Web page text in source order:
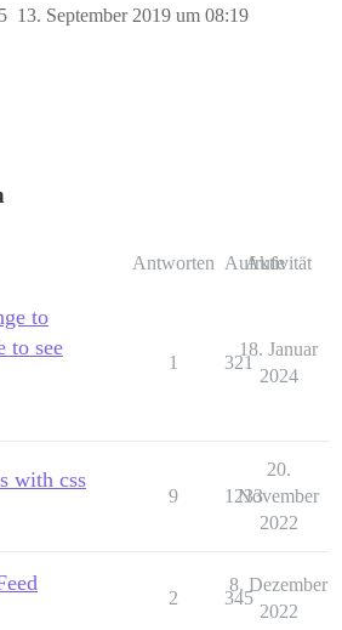
13. September 2019 um 08:19
5
Antworten Aufrufe
Aktivität
to
to see
1 321
18. Januar
2024
with css
9 1233
20.
November
2022
2 345
8. Dezember
2022